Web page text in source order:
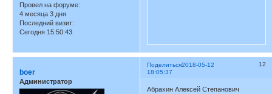
Провел на форуме:
4 месяца 3 дня
Последний визит:
Сегодня 15:50:43
Поделиться 12
2018-05-12
18:05:37
boer
Администратор
Абрахин Алексей Степанович